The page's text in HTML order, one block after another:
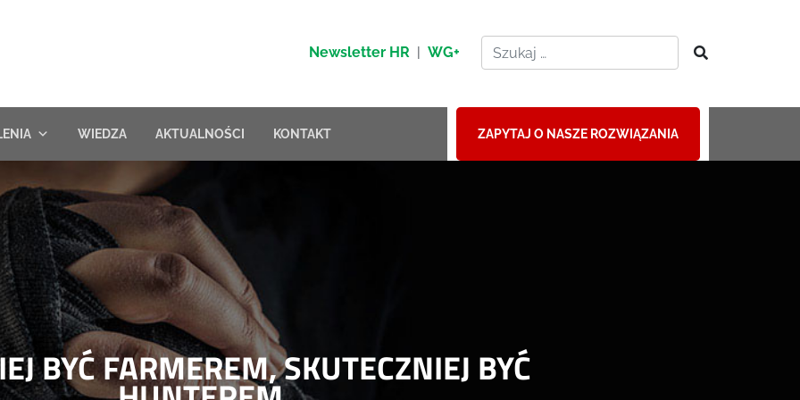
Newsletter HR | WG+
WIEDZA AKTUALNOŚCI KONTAKT ZAPYTAJ O NASZE ROZWIĄZANIA
BYĆ FARMEREM, SKUTECZNIEJ BYĆ